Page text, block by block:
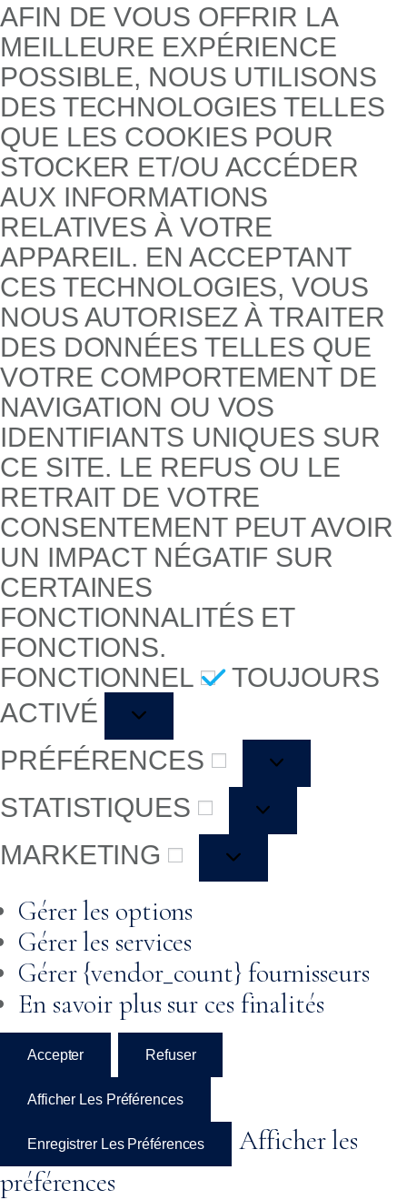
AFIN DE VOUS OFFRIR LA
MEILLEURE EXPÉRIENCE
POSSIBLE, NOUS UTILISONS
DES TECHNOLOGIES TELLES
QUE LES COOKIES POUR
STOCKER ET/OU ACCÉDER
AUX INFORMATIONS
RELATIVES À VOTRE
APPAREIL. EN ACCEPTANT
CES TECHNOLOGIES, VOUS
NOUS AUTORISEZ À TRAITER
DES DONNÉES TELLES QUE
VOTRE COMPORTEMENT DE
NAVIGATION OU VOS
IDENTIFIANTS UNIQUES SUR
CE SITE. LE REFUS OU LE
RETRAIT DE VOTRE
CONSENTEMENT PEUT AVOIR
UN IMPACT NÉGATIF SUR
CERTAINES
FONCTIONNALITÉS ET
FONCTIONS.
FONCTIONNEL
TOUJOURS
ACTIVÉ
PRÉFÉRENCES
STATISTIQUES
MARKETING
Gérer les options
Gérer les services
Gérer {vendor_count} fournisseurs
En savoir plus sur ces finalités
Accepter Refuser
Afficher Les Préférences
Enregistrer Les Préférences
Afficher les
préférences